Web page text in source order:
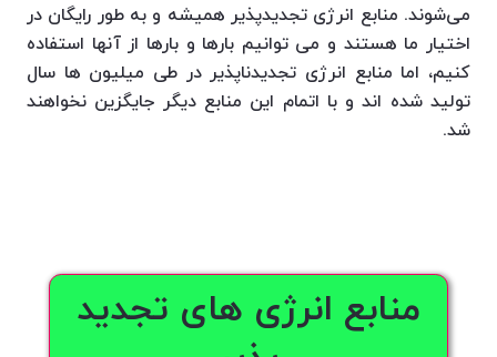
می‌شوند. منابع انرژی تجدیدپذیر همیشه و به طور رایگان در
اختیار ما هستند و می توانیم بارها و بارها از آنها استفاده
کنیم، اما منابع انرژی تجدیدناپذیر در طی میلیون ها سال
تولید شده اند و با اتمام این منابع دیگر جایگزین نخواهند
شد.
منابع انرژی های تجدید